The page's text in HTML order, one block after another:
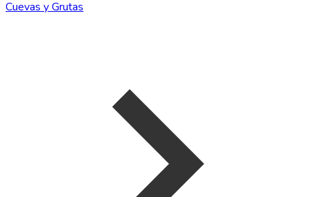
Cuevas y Grutas